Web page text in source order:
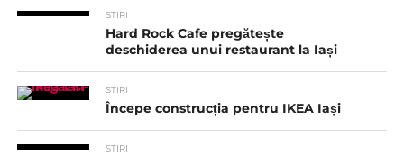
STIRI
Hard Rock Cafe pregătește
deschiderea unui restaurant la Iași
STIRI
Începe construcția pentru IKEA Iași
STIRI